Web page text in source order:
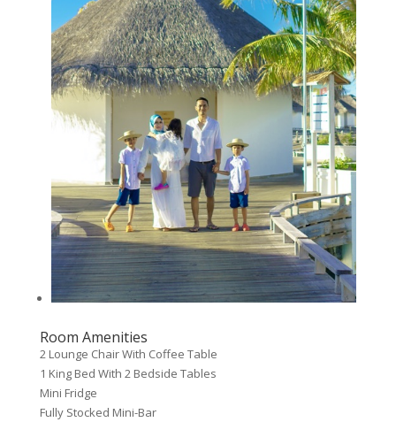
Room Amenities
2 Lounge Chair With Coffee Table
1 King Bed With 2 Bedside Tables
Mini Fridge
Fully Stocked Mini-Bar